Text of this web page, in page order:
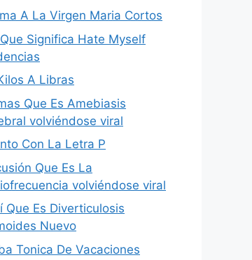
A La Virgen Maria Cortos
Significa Hate Myself
A Libras
Que Es Amebiasis
volviéndose viral
Con La Letra P
Que Es La
volviéndose viral
Que Es Diverticulosis
Nuevo
Tonica De Vacaciones